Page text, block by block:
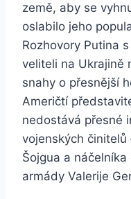
země, aby se
oslabilo jeho
Rozhovory Putina
veliteli na Ukrajině
snahy o přesnější
Američtí
nedostává přesné
vojenských činitelů
Šojgua a
armády Valerije